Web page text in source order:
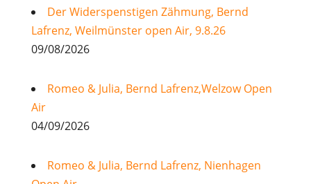
Der Widerspenstigen Zähmung, Bernd
Lafrenz, Weilmünster open Air, 9.8.26
09/08/2026
Romeo & Julia, Bernd Lafrenz,Welzow Open
Air
04/09/2026
Romeo & Julia, Bernd Lafrenz, Nienhagen